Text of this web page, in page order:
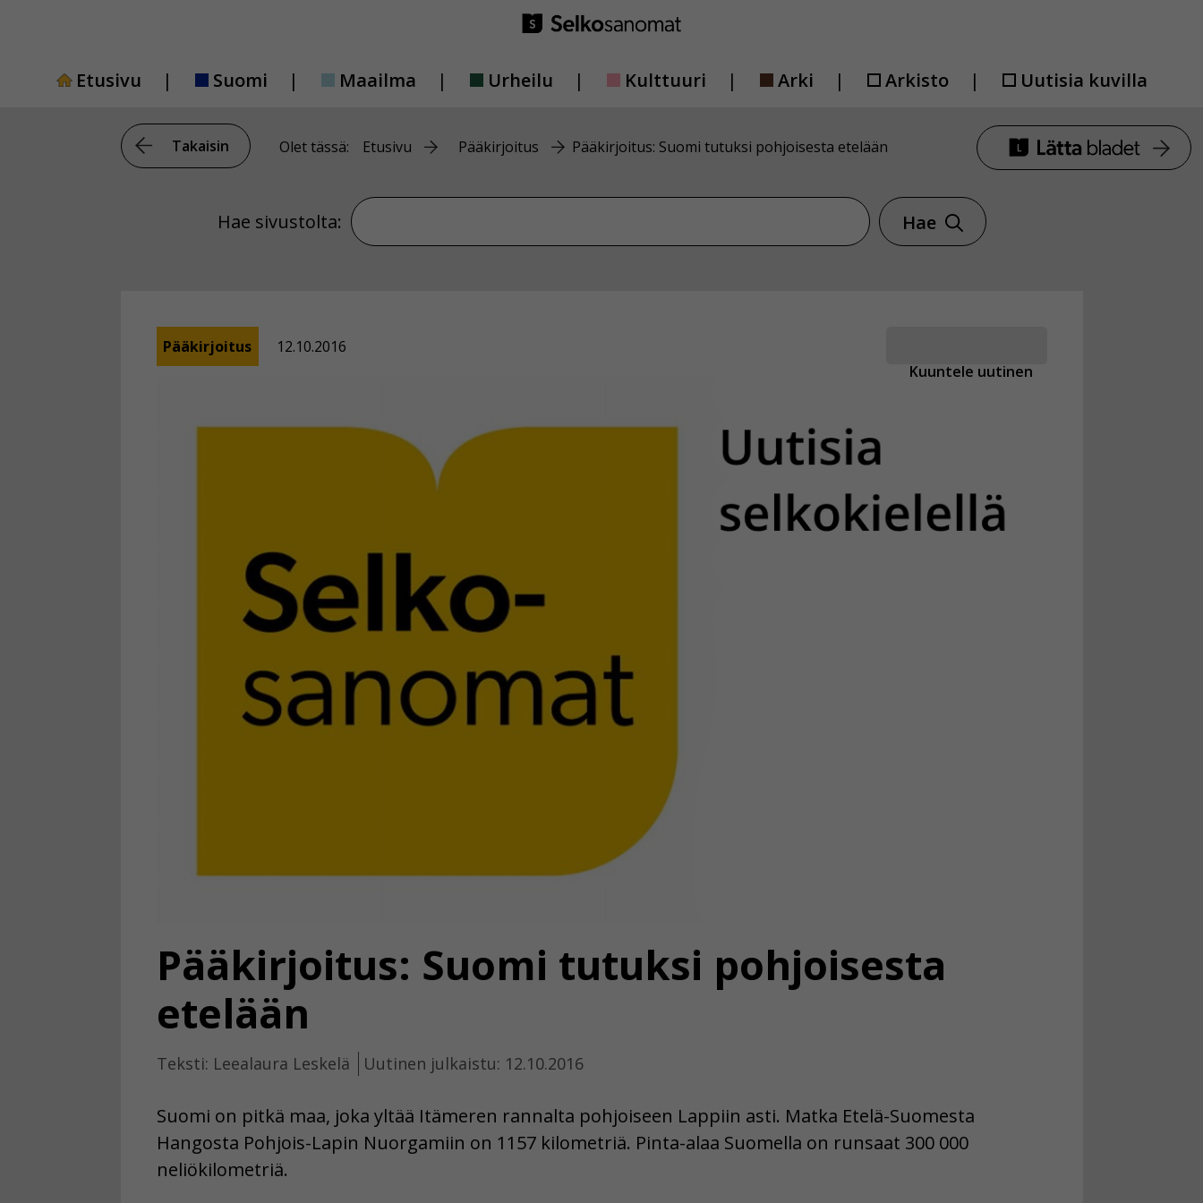
Etusivu
Suomi Maailma Urheilu Kulttuuri Arki Arkisto Uutisia kuvilla
Takaisin Olet tässä: Etusivu Pääkirjoitus Pääkirjoitus: Suomi tutuksi pohjoisesta etelään
Hae sivustolta: Hae sivustolta
Hae
Kuuntele uutinen
Pääkirjoitus 12.10.2016
Pääkirjoitus: Suomi tutuksi pohjoisesta
etelään
Teksti: Leealaura Leskelä Uutinen julkaistu: 12.10.2016
Suomi on pitkä maa, joka yltää Itämeren rannalta pohjoiseen Lappiin asti. Matka Etelä-Suomesta
Hangosta Pohjois-Lapin Nuorgamiin on 1157 kilometriä. Pinta-alaa Suomella on runsaat 300 000
neliökilometriä.